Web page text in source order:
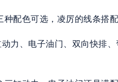
配色可选，凌厉的线条搭
力、电子油门、双向快排